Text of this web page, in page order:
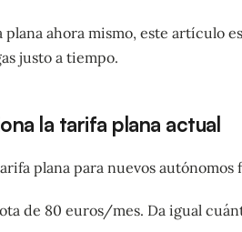
plana ahora mismo, este artículo
justo a tiempo.
la tarifa plana actual
plana para nuevos autónomos
de 80 euros/mes. Da igual